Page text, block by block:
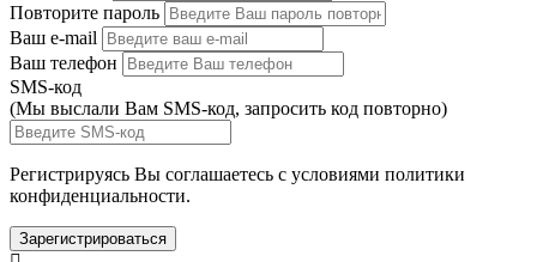
Повторите пароль
Ваш e-mail
Ваш телефон
SMS-код
(Мы выслали Вам SMS-код, запросить код повторно)
Регистрируясь Вы соглашаетесь с условиями политики
конфиденциальности.
Зарегистрироваться